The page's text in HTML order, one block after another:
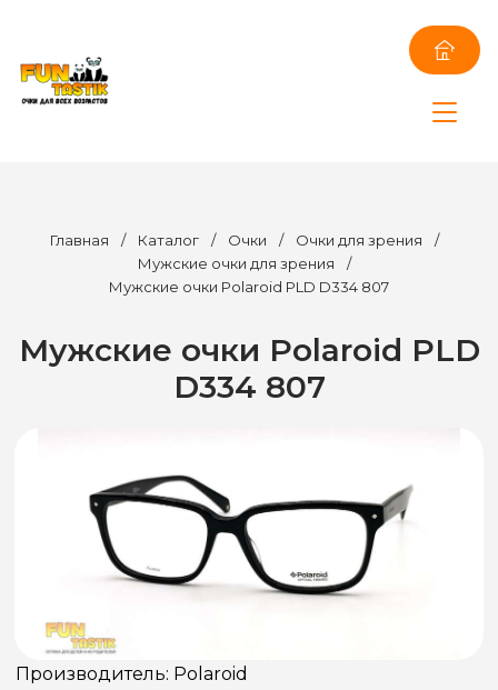
Главная / Каталог / Очки / Очки для зрения
/
Мужские очки для зрения
/
Мужские очки Polaroid PLD D334 807
Мужские очки Polaroid PLD
D334 807
Производитель: Polaroid